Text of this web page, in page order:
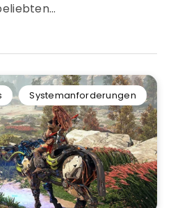
Systemanforderungen